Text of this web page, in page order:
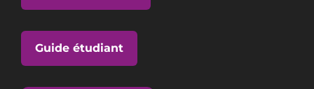
Guide étudiant